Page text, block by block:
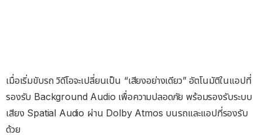
เมื่อเริ่มขับรถ วิดีโอจะเปลี่ยนเป็น “เสียงอย่างเดียว” อัตโนมัติในแอปที่
รองรับ Background Audio เพื่อความปลอดภัย พร้อมรองรับระบบ
เสียง Spatial Audio ผ่าน Dolby Atmos บนรถและแอปที่รองรับ
ด้วย